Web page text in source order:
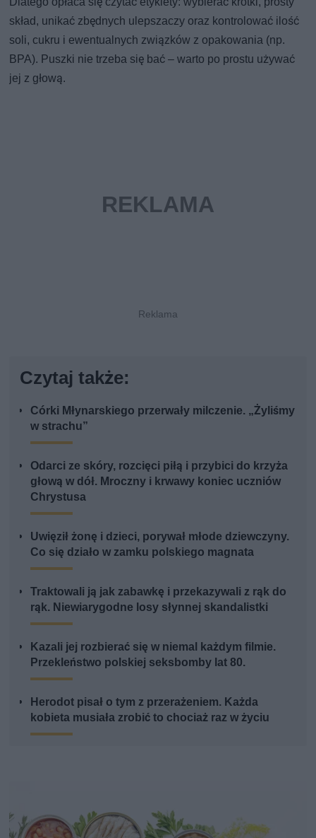
skład, unikać zbędnych ulepszaczy oraz kontrolować ilość
soli, cukru i ewentualnych związków z opakowania (np.
BPA). Puszki nie trzeba się bać – warto po prostu używać
jej z głową.
Czytaj także:
Córki Młynarskiego przerwały milczenie. „Żyliśmy
w strachu”
Odarci ze skóry, rozcięci piłą i przybici do krzyża
głową w dół. Mroczny i krwawy koniec uczniów
Chrystusa
Uwięził żonę i dzieci, porywał młode dziewczyny.
Co się działo w zamku polskiego magnata
Traktowali ją jak zabawkę i przekazywali z rąk do
rąk. Niewiarygodne losy słynnej skandalistki
Kazali jej rozbierać się w niemal każdym filmie.
Przekleństwo polskiej seksbomby lat 80.
Herodot pisał o tym z przerażeniem. Każda
kobieta musiała zrobić to chociaż raz w życiu